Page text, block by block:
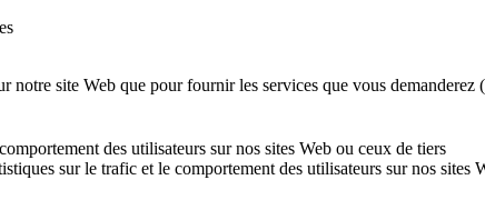
notre site Web que pour fournir les services que vous
des utilisateurs sur nos sites Web ou ceux de tiers
sur le trafic et le comportement des utilisateurs sur nos sites